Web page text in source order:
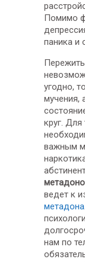
Помимо
паника и
угодно,
мучения,
круг. Для
важным
ведет к
метадона
нам по